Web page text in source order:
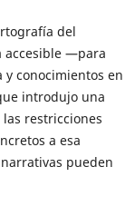
del
accesible —para
conocimientos en
introdujo una
restricciones
a esa
pueden